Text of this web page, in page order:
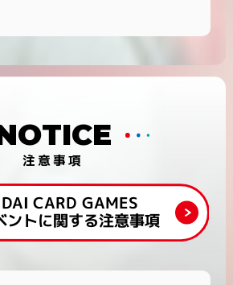
注意事項
CARD GAMES
ントに関する注意事項